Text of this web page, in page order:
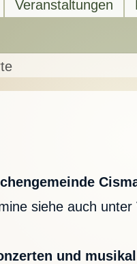
Veranstaltungen
siehe auch unter
und